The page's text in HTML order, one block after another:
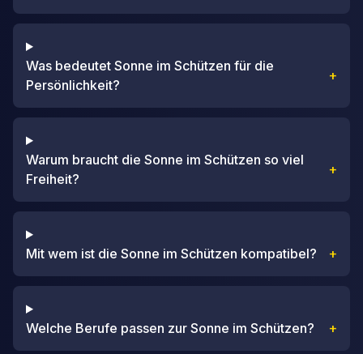
Was bedeutet Sonne im Schützen für die
Persönlichkeit?
+
Warum braucht die Sonne im Schützen so viel
Freiheit?
+
Mit wem ist die Sonne im Schützen kompatibel? +
Welche Berufe passen zur Sonne im Schützen? +